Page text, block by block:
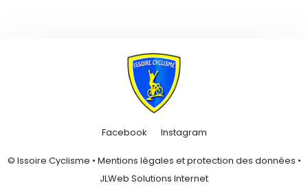
Facebook Instagram
© Issoire Cyclisme • Mentions légales et protection des données •
JLWeb Solutions Internet